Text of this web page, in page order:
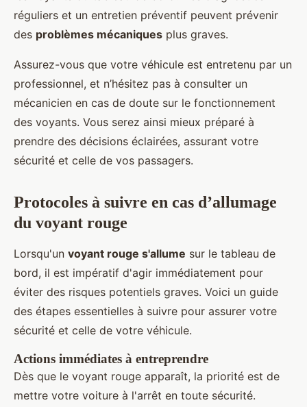
réguliers et un entretien préventif peuvent prévenir
des problèmes mécaniques plus graves.
Assurez-vous que votre véhicule est entretenu par un
professionnel, et n’hésitez pas à consulter un
mécanicien en cas de doute sur le fonctionnement
des voyants. Vous serez ainsi mieux préparé à
prendre des décisions éclairées, assurant votre
sécurité et celle de vos passagers.
Protocoles à suivre en cas d’allumage
du voyant rouge
Lorsqu'un voyant rouge s'allume sur le tableau de
bord, il est impératif d'agir immédiatement pour
éviter des risques potentiels graves. Voici un guide
des étapes essentielles à suivre pour assurer votre
sécurité et celle de votre véhicule.
Actions immédiates à entreprendre
Dès que le voyant rouge apparaît, la priorité est de
mettre votre voiture à l'arrêt en toute sécurité.